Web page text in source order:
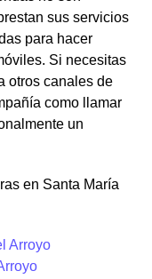
sus servicios
para hacer
Si necesitas
otros canales de
como llamar
un
en Santa María
Arroyo